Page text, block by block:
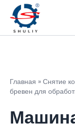
Главная » Снятие
бревен для